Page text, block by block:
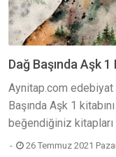
Dağ Başında Aşk
Aynitap.com
Başında Aşk 1
beğendiğiniz kitapları
26 Temmuz 2021